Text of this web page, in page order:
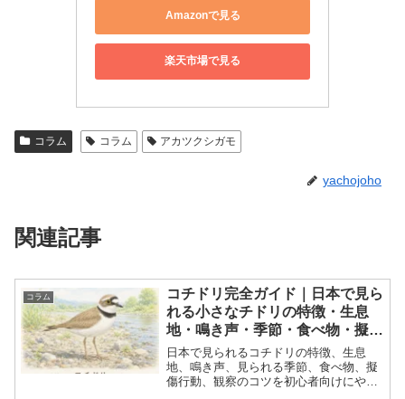
Amazonで見る
楽天市場で見る
コラム コラム アカツクシガモ
yachojoho
関連記事
コラム
コチドリ完全ガイド｜日本で見ら
れる小さなチドリの特徴・生息
地・鳴き声・季節・食べ物・擬傷
行動までやさしく解説
日本で見られるコチドリの特徴、生息
地、鳴き声、見られる季節、食べ物、擬
傷行動、観察のコツを初心者向けにやさ